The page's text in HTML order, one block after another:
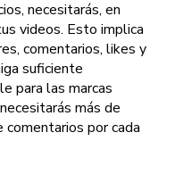
necesitarás, en
videos. Esto implica
comentarios, likes y
suficiente
para las marcas
más de
por cada